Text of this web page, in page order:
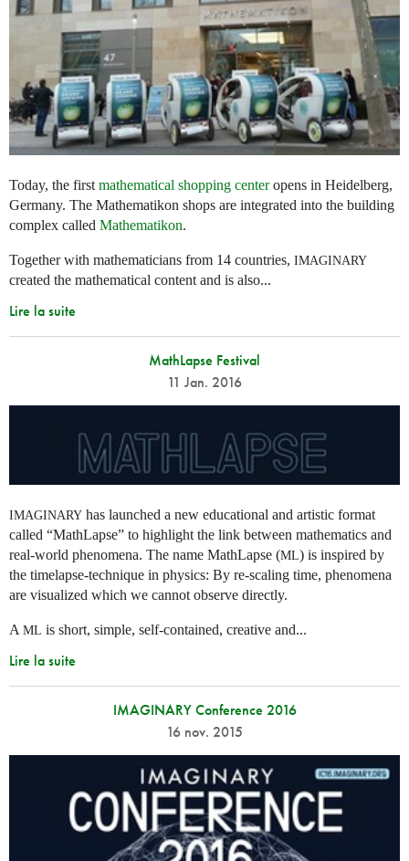
Today, the first mathematical shopping centeropens in Heidelberg,
Germany. The Mathematikon shops are integrated into the building
complex called Mathematikon.
Together with mathematicians from 14 countries, IMAGINARY
created the mathematical content and is also...
Lire la suite
MathLapse Festival
11 Jan. 2016
IMAGINARY has launched a new educational and artistic format
called “MathLapse” to highlight the link between mathematics and
real-world phenomena. The name MathLapse (ML) is inspired by
the timelapse-technique in physics: By re-scaling time, phenomena
are visualized which we cannot observe directly.
A ML is short, simple, self-contained, creative and...
Lire la suite
IMAGINARY Conference 2016
16 nov. 2015